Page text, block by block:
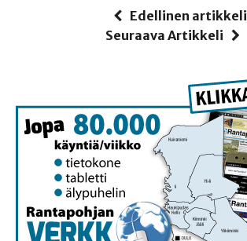
Edellinen artikkeli
Seuraava Artikkeli